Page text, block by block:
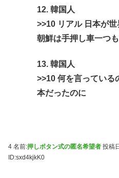
12. 韓国人
>>10 リアル 日本が世
朝鮮は手押し車一つ
13. 韓国人
>>10 何を言っている
本だったのに
4 名前:押しボタン式の匿名希望者 投稿
ID:sxd4kjkK0